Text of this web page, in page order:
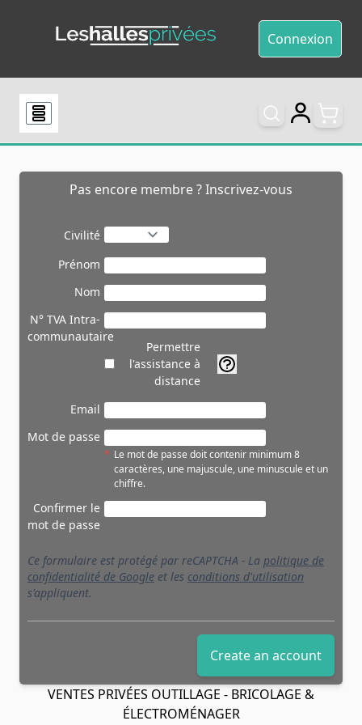
Connexion
VENTES PRIVÉES OUTILLAGE - BRICOLAGE &
ÉLECTROMÉNAGER
Pas encore membre ? Inscrivez-vous
Civilité
Prénom
Nom
N° TVA Intra-
communautaire
Permettre
l'assistance à
distance
Email
Mot de passe
* Le mot de passe doit contenir minimum 8
caractères, une majuscule, une minuscule et un
chiffre.
Confirmer le
mot de passe
Ce formulaire est protégé par reCAPTCHA - La politique de
confidentialité de Google et les conditions d'utilisation
s'appliquent.
Create an account